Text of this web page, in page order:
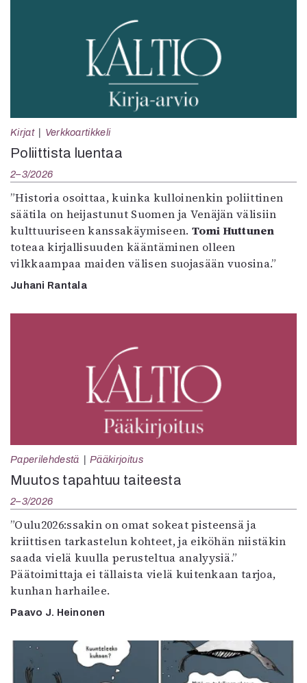
Kirjat Verkkoartikkeli
Poliittista luentaa
2–3/2026
”Historia osoittaa, kuinka kulloinenkin poliittinen
säätila on heijastunut Suomen ja Venäjän välisiin
kulttuuriseen kanssakäymiseen. Tomi Huttunen
toteaa kirjallisuuden kääntäminen olleen
vilkkaampaa maiden välisen suojasään vuosina.”
Juhani Rantala
Paperilehdestä Pääkirjoitus
Muutos tapahtuu taiteesta
2–3/2026
”Oulu2026:ssakin on omat sokeat pisteensä ja
kriittisen tarkastelun kohteet, ja eiköhän niistäkin
saada vielä kuulla perusteltua analyysiä.”
Päätoimittaja ei tällaista vielä kuitenkaan tarjoa,
kunhan harhailee.
Paavo J. Heinonen